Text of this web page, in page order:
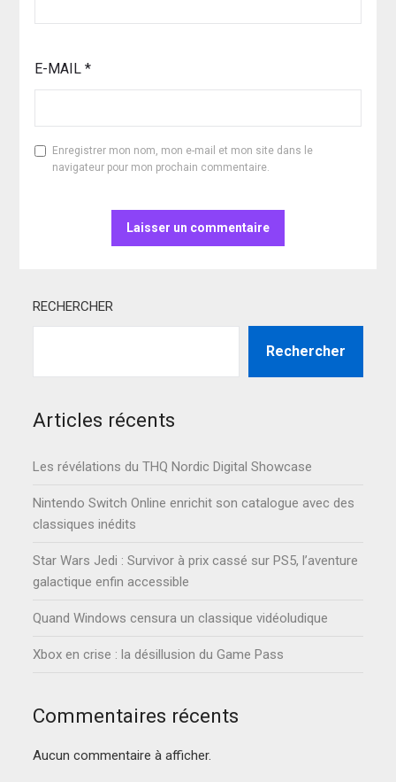
E-MAIL *
Enregistrer mon nom, mon e-mail et mon site dans le
navigateur pour mon prochain commentaire.
RECHERCHER
Rechercher
Articles récents
Les révélations du THQ Nordic Digital Showcase
Nintendo Switch Online enrichit son catalogue avec des
classiques inédits
Star Wars Jedi : Survivor à prix cassé sur PS5, l’aventure
galactique enfin accessible
Quand Windows censura un classique vidéoludique
Xbox en crise : la désillusion du Game Pass
Commentaires récents
Aucun commentaire à afficher.